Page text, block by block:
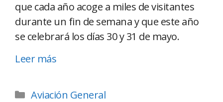
que cada año acoge a miles de visitantes
durante un fin de semana y que este año
se celebrará los días 30 y 31 de mayo.
Leer más
Aviación General